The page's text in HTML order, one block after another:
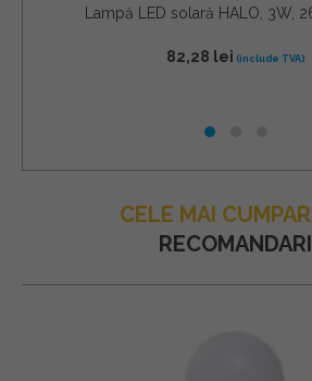
Lampă LED solară HALO, 3W,
82,28 lei
CELE MAI
RECOMANDARI